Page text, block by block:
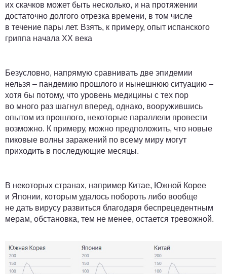
их скачков может быть несколько, и на протяжении
достаточно долгого отрезка времени, в том числе
в течение пары лет. Взять, к примеру, опыт испанского
гриппа начала XX века
Безусловно, напрямую сравнивать две эпидемии
нельзя – пандемию прошлого и нынешнюю ситуацию –
хотя бы потому, что уровень медицины с тех пор
во много раз шагнул вперед, однако, вооружившись
опытом из прошлого, некоторые параллели провести
возможно. К примеру, можно предположить, что новые
пиковые волны заражений по всему миру могут
приходить в последующие месяцы.
В некоторых странах, например Китае, Южной Корее
и Японии, которым удалось побороть либо вообще
не дать вирусу развиться благодаря беспрецедентным
мерам, обстановка, тем не менее, остается тревожной.